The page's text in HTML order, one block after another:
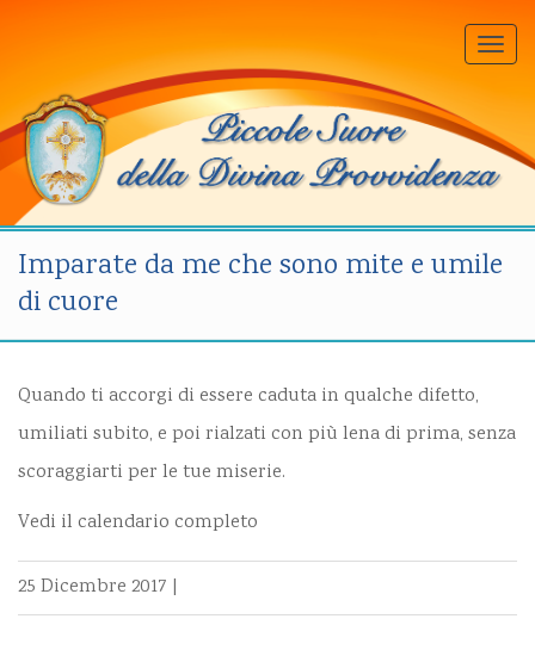
Imparate da me che sono mite e umile
di cuore
Quando ti accorgi di essere caduta in qualche difetto,
umiliati subito, e poi rialzati con più lena di prima, senza
scoraggiarti per le tue miserie.
Vedi il calendario completo
25 Dicembre 2017 |